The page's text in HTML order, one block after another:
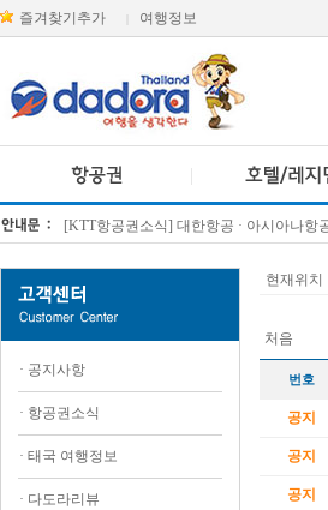
즐겨찾기추가 여행정보
[KTT항공권소식] 대한항공 · 아시아나항
· 공지사항
· 항공권소식
· 태국 여행정보
· 다도라리뷰
현재위치
처음
번호
공지
공지
공지